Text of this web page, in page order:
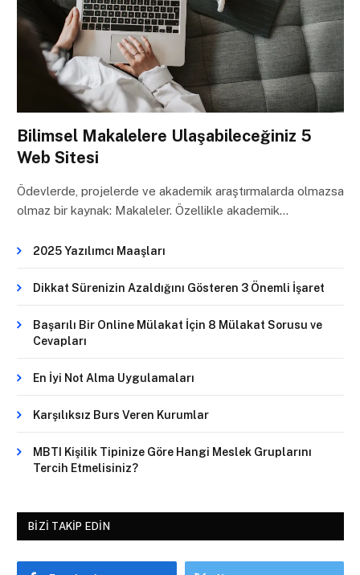
Bilimsel Makalelere Ulaşabileceğiniz 5
Web Sitesi
Ödevlerde, projelerde ve akademik araştırmalarda olmazsa
olmaz bir kaynak: Makaleler. Özellikle akademik…
2025 Yazılımcı Maaşları
Dikkat Sürenizin Azaldığını Gösteren 3 Önemli İşaret
Başarılı Bir Online Mülakat İçin 8 Mülakat Sorusu ve
Cevapları
En İyi Not Alma Uygulamaları
Karşılıksız Burs Veren Kurumlar
MBTI Kişilik Tipinize Göre Hangi Meslek Gruplarını
Tercih Etmelisiniz?
BIZI TAKIP EDIN